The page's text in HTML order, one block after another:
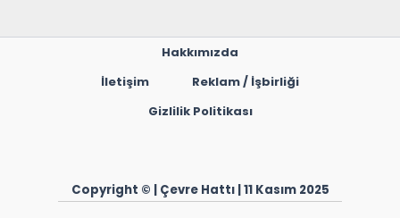
Hakkımızda
İletişim
Reklam / İşbirliği
Gizlilik Politikası
Copyright © | Çevre Hattı | 11 Kasım 2025